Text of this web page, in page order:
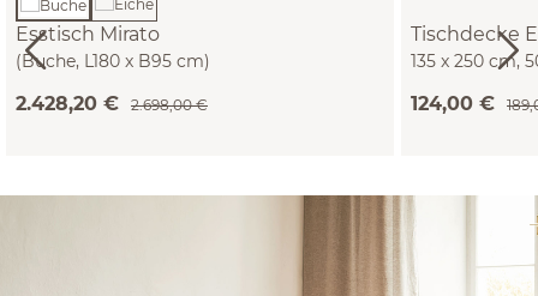
Esstisch Mirato
(Buche, L180 x B95 cm)
2.428,20 € 2.698,00 €
Tischdecke
135 x 250 cm,
124,00 €